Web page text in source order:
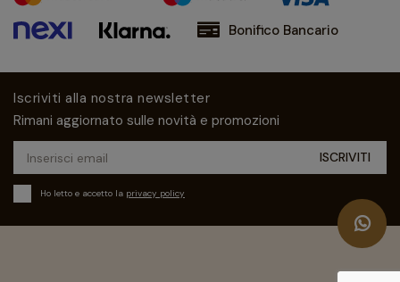
Bonifico Bancario
Iscriviti alla nostra newsletter
Rimani aggiornato sulle novità e promozioni
Ho letto e accetto la privacy policy